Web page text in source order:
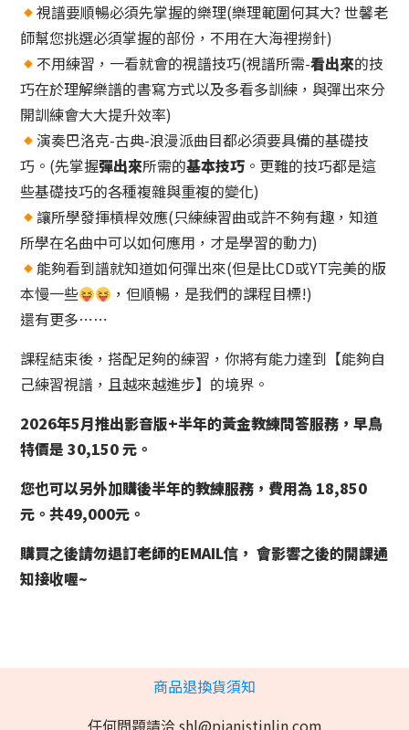
問
答
(複)
for
paypal
數
量
視譜要順暢必須先掌握的樂理(樂理範圍何其大? 世馨老
師幫您挑選必須掌握的部份，不用在大海裡撈針)
不用練習，一看就會的視譜技巧(視譜所需-看出來的技
巧在於理解樂譜的書寫方式以及多看多訓練，與彈出來分
開訓練會大大提升效率)
演奏巴洛克-古典-浪漫派曲目都必須要具備的基礎技
巧。(先掌握彈出來所需的基本技巧 。更難的技巧都是這
些基礎技巧的各種複雜與重複的變化)
讓所學發揮槓桿效應(只練練習曲或許不夠有趣，知道
所學在名曲中可以如何應用，才是學習的動力)
能夠看到譜就知道如何彈出來(但是比CD或YT完美的版
本慢一些
，但順暢，是我們的課程目標!)
還有更多⋯⋯
課程結束後，搭配足夠的練習，你將有能力達到【能夠自
己練習視譜，且越來越進步】的境界。
2026年5月推出影音版+半年的黃金教練問答服務，早鳥
特價是 30,150 元。
您也可以另外加購後半年的教練服務，費用為 18,850
元。共49,000元。
購買之後請勿退訂老師的EMAIL信， 會影響之後的開課通
知接收喔~
商品退換貨須知